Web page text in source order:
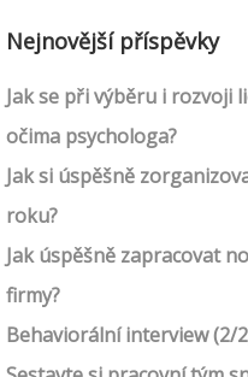
Nejnovější příspěvky
Jak se při výběru i rozvoji
očima psychologa?
Jak si úspěšně
roku?
Jak úspěšně zapracovat
firmy?
Behaviorální interview (2/